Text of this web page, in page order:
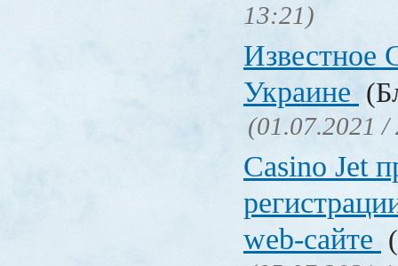
13:21)
Известное
Украине
(01.07.2021 /
Сasino Jet
web-сайте